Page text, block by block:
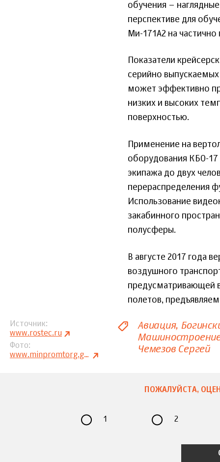
обучения –
перспективе для
Ми-171А2 на
Показатели
серийно
может эффективно
низких и высоких
поверхностью.
Применение на
оборудования КБО-17
экипажа до двух
перераспределения
Использование
закабинного
полусферы.
В августе 2017 года
воздушного
предусматривающей
полетов,
Источник
www.rostec.ru
Фото
www.minpromtorg.gov.ru
Авиация
Чемезов Сергей
ПОЖАЛУЙСТА,
1 2